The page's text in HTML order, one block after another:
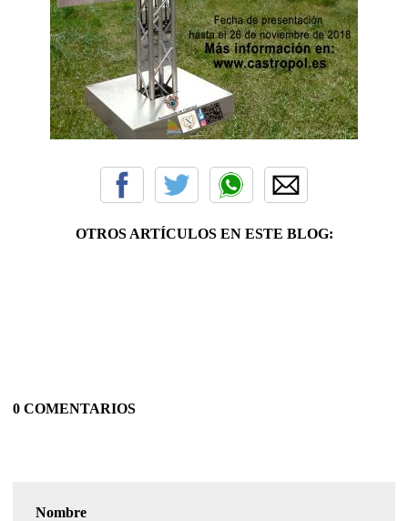
OTROS ARTÍCULOS EN ESTE BLOG:
0 COMENTARIOS
Nombre